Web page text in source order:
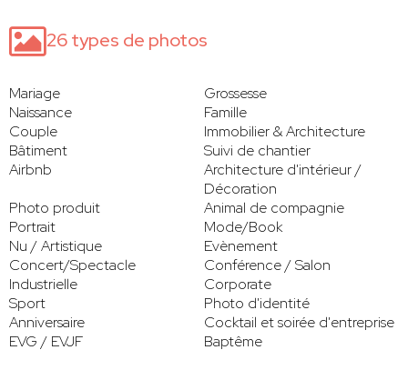
26 types de photos
Mariage
Grossesse
Naissance
Famille
Couple
Immobilier & Architecture
Bâtiment
Suivi de chantier
Airbnb
Architecture d'intérieur /
Décoration
Photo produit
Animal de compagnie
Portrait
Mode/Book
Nu / Artistique
Evènement
Concert/Spectacle
Conférence / Salon
Industrielle
Corporate
Sport
Photo d'identité
Anniversaire
Cocktail et soirée d'entreprise
EVG / EVJF
Baptême